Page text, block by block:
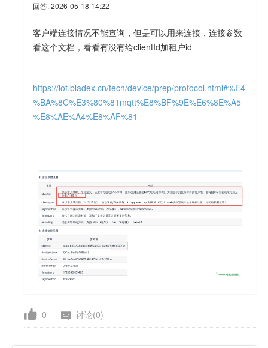
回答:2026-05-18 14:22
客户端连接情况不能查询，但是可以用来连接，连接参数
看这个文档，看看有没有给clientId加租户id
https://iot.bladex.cn/tech/device/prep/protocol.html#%E4
%BA%8C%E3%80%81mqtt%E8%BF%9E%E6%8E%A5
%E8%AE%A4%E8%AF%81
0 讨论(0)